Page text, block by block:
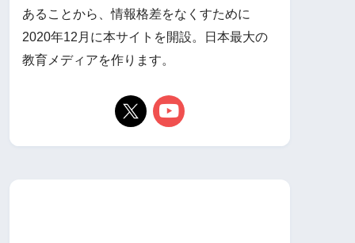
あることから、情報格差をなくすために
2020年12月に本サイトを開設。日本最大の
教育メディアを作ります。